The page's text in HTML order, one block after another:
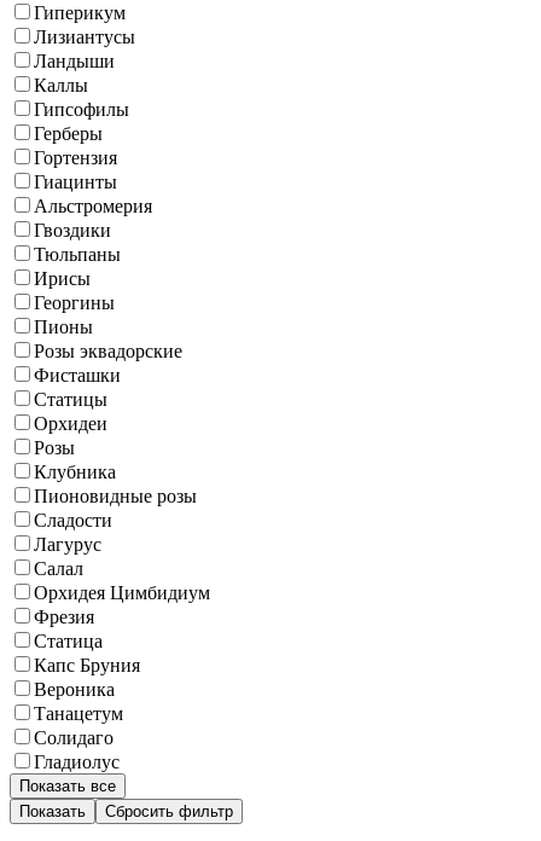
Гиперикум
Лизиантусы
Ландыши
Каллы
Гипсофилы
Герберы
Гортензия
Гиацинты
Альстромерия
Гвоздики
Тюльпаны
Ирисы
Георгины
Пионы
Розы эквадорские
Фисташки
Статицы
Орхидеи
Розы
Клубника
Пионовидные розы
Сладости
Лагурус
Салал
Орхидея Цимбидиум
Фрезия
Статица
Капс Бруния
Вероника
Танацетум
Солидаго
Гладиолус
Показать все
Сбросить фильтр